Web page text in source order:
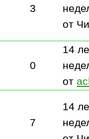
3
от
0
14
от
7
14